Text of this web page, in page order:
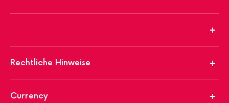
Rechtliche Hinweise
Currency